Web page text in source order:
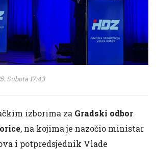
Subota 17:43
izborima za Gradski odbor
, na kojima je nazočio ministar
i potpredsjednik Vlade